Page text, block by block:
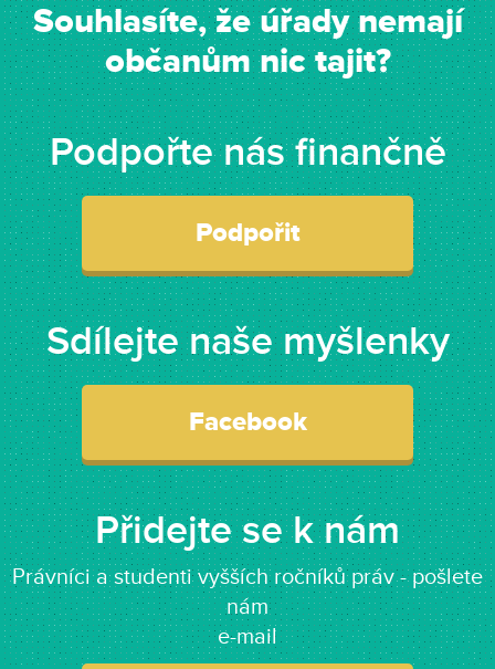
Souhlasíte, že úřady nemají
občanům nic tajit?
Podpořte nás finančně
Podpořit
Sdílejte naše myšlenky
Facebook
Přidejte se k nám
Právníci a studenti vyšších ročníků práv - pošlete
nám
e-mail